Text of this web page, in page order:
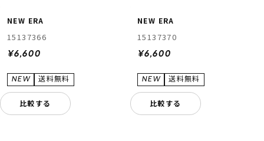
NEW ERA
15137366
¥6,600
比較する
NEW ERA
15137370
¥6,600
比較する